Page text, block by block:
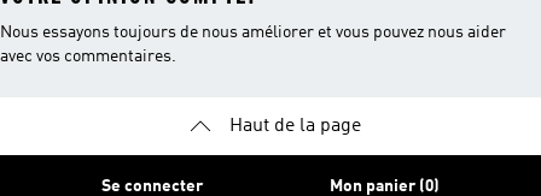
Nous essayons toujours de nous améliorer et vous pouvez nous aider
avec vos commentaires.
Haut de la page
Se connecter Mon panier (0)